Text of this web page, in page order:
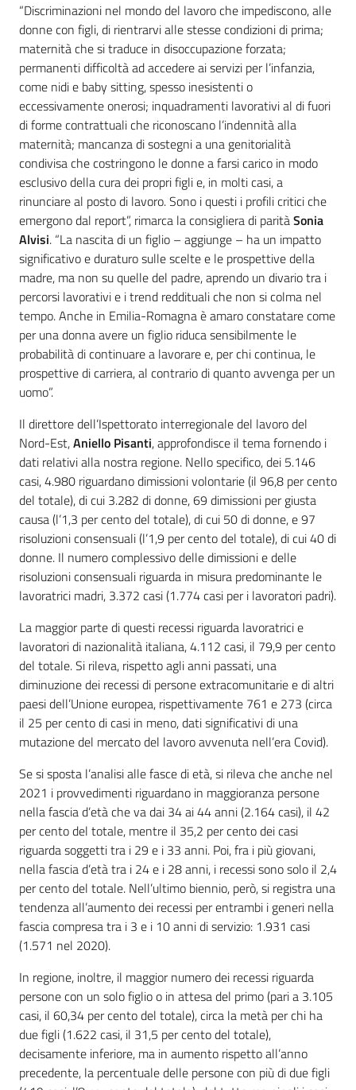
“Discriminazioni nel mondo del lavoro che impediscono, alle
donne con figli, di rientrarvi alle stesse condizioni di prima;
maternità che si traduce in disoccupazione forzata;
permanenti difficoltà ad accedere ai servizi per l’infanzia,
come nidi e baby sitting, spesso inesistenti o
eccessivamente onerosi; inquadramenti lavorativi al di fuori
di forme contrattuali che riconoscano l’indennità alla
maternità; mancanza di sostegni a una genitorialità
condivisa che costringono le donne a farsi carico in modo
esclusivo della cura dei propri figli e, in molti casi, a
rinunciare al posto di lavoro. Sono i questi i profili critici che
emergono dal report”, rimarca la consigliera di paritàSonia
Alvisi. “La nascita di un figlio – aggiunge – ha un impatto
significativo e duraturo sulle scelte e le prospettive della
madre, ma non su quelle del padre, aprendo un divario tra i
percorsi lavorativi e i trend reddituali che non si colma nel
tempo. Anche in Emilia-Romagna è amaro constatare come
per una donna avere un figlio riduca sensibilmente le
probabilità di continuare a lavorare e, per chi continua, le
prospettive di carriera, al contrario di quanto avvenga per un
uomo”.
Il direttore dell’Ispettorato interregionale del lavoro del
Nord-Est,Aniello Pisanti, approfondisce il tema fornendo i
dati relativi alla nostra regione. Nello specifico, dei 5.146
casi, 4.980 riguardano dimissioni volontarie (il 96,8 per cento
del totale), di cui 3.282 di donne, 69 dimissioni per giusta
causa (l’1,3 per cento del totale), di cui 50 di donne, e 97
risoluzioni consensuali (l’1,9 per cento del totale), di cui 40 di
donne. Il numero complessivo delle dimissioni e delle
risoluzioni consensuali riguarda in misura predominante le
lavoratrici madri, 3.372 casi (1.774 casi per i lavoratori padri).
La maggior parte di questi recessi riguarda lavoratrici e
lavoratori di nazionalità italiana, 4.112 casi, il 79,9 per cento
del totale. Si rileva, rispetto agli anni passati, una
diminuzione dei recessi di persone extracomunitarie e di altri
paesi dell’Unione europea, rispettivamente 761 e 273 (circa
il 25 per cento di casi in meno, dati significativi di una
mutazione del mercato del lavoro avvenuta nell’era Covid).
Se si sposta l’analisi alle fasce di età, si rileva che anche nel
2021 i provvedimenti riguardano in maggioranza persone
nella fascia d’età che va dai 34 ai 44 anni (2.164 casi), il 42
per cento del totale, mentre il 35,2 per cento dei casi
riguarda soggetti tra i 29 e i 33 anni. Poi, fra i più giovani,
nella fascia d’età tra i 24 e i 28 anni, i recessi sono solo il 2,4
per cento del totale. Nell’ultimo biennio, però, si registra una
tendenza all’aumento dei recessi per entrambi i generi nella
fascia compresa tra i 3 e i 10 anni di servizio: 1.931 casi
(1.571 nel 2020).
In regione, inoltre, il maggior numero dei recessi riguarda
persone con un solo figlio o in attesa del primo (pari a 3.105
casi, il 60,34 per cento del totale), circa la metà per chi ha
due figli (1.622 casi, il 31,5 per cento del totale),
decisamente inferiore, ma in aumento rispetto all’anno
precedente, la percentuale delle persone con più di due figli